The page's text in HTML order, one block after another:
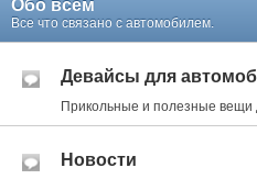
Обо всем
Все что связано с автомобилем.
Девайсы для
Прикольные и полезные вещи
Новости